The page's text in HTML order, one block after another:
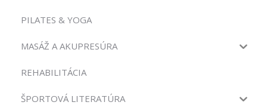
PILATES & YOGA
MASÁŽ A AKUPRESÚRA
REHABILITÁCIA
ŠPORTOVÁ LITERATÚRA